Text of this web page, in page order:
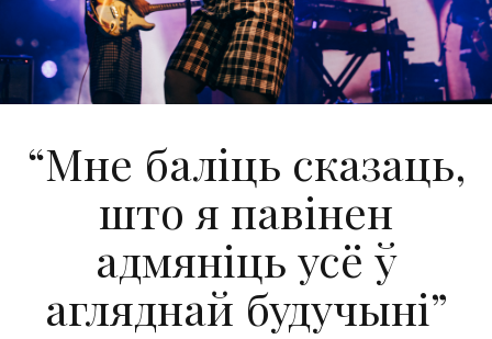
“Мне баліць сказаць,
што я павінен
адмяніць усё ў
агляднай будучыні”